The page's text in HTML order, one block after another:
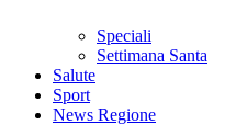
Speciali
Settimana Santa
Salute
Sport
News Regione